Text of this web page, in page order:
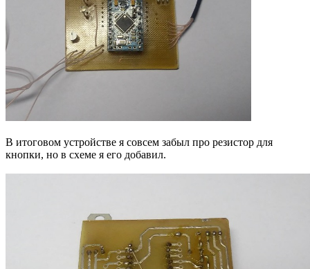
В итоговом устройстве я совсем забыл про резистор для
кнопки, но в схеме я его добавил.